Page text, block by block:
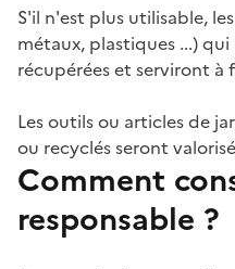
S'il n'est plus utilisable,
métaux, plastiques ...)
récupérées et serviront
Les outils ou articles de
ou recyclés seront
Comment
responsable ?